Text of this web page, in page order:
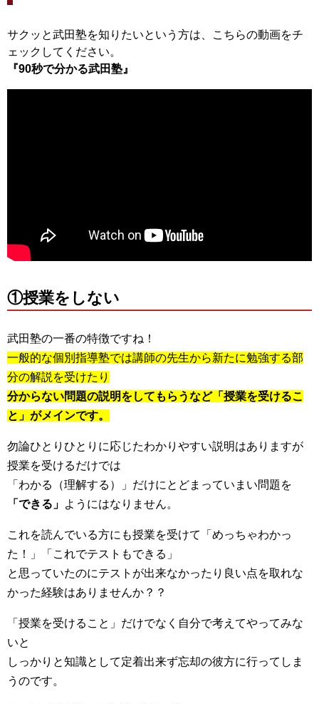
サクッと武田塾を知りたいという方は、こちらの動画をチ
ェックしてください。
『90秒で分かる武田塾』
①授業をしない
武田塾の一番の特徴ですね！
一般的な個別指導塾では講師の先生から新たに勉強する部
分の解説を受けたり
分からない問題の説明をしてもらうなど「授業を受けるこ
と」がメインです。
勿論ひとりひとりに応じたわかりやすい説明はありますが
授業を受けるだけでは
「わかる（理解する）」だけにとどまっていまい問題を
「できる」 ようにはなりません。
これを読んでいる方にも授業を受けて「めっちゃわかっ
た！」「これでテストもできる」
と思っていたのにテストが出来なかったり良い点を取れな
かった経験はありませんか？？
「授業を受けること」だけでなく自分で考えてやってみな
いと
しっかりと知識として定着出来ず忘却の彼方に行ってしま
うのです。